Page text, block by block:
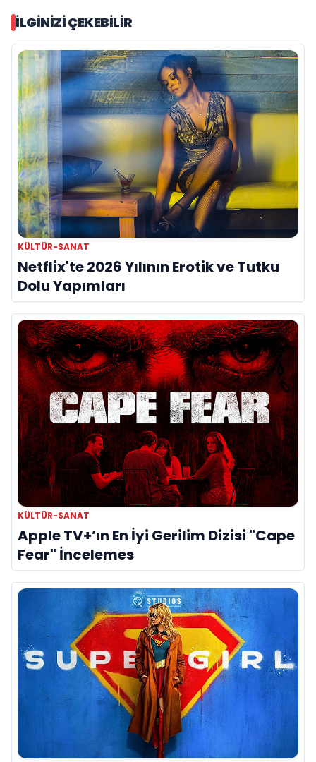
İLGINIZI ÇEKEBILIR
KÜLTÜR-SANAT
Netflix'te 2026 Yılının Erotik ve Tutku
Dolu Yapımları
KÜLTÜR-SANAT
Apple TV+’ın En İyi Gerilim Dizisi "Cape
Fear" İncelemes